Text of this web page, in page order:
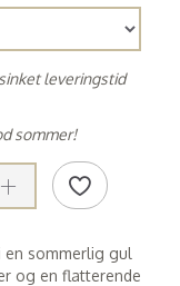
leveringstid
sommer!
en sommerlig gul
og en flatterende